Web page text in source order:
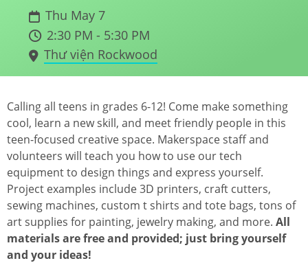
Thu May 7
2:30 PM - 5:30 PM
Thư viện Rockwood
Calling all teens in grades 6-12! Come make something
cool, learn a new skill, and meet friendly people in this
teen-focused creative space. Makerspace staff and
volunteers will teach you how to use our tech
equipment to design things and express yourself.
Project examples include 3D printers, craft cutters,
sewing machines, custom t shirts and tote bags, tons of
art supplies for painting, jewelry making, and more. All
materials are free and provided; just bring yourself
and your ideas!